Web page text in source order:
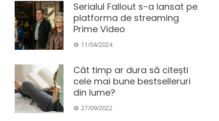
Serialul Fallout s-a lansat pe
platforma de streaming
Prime Video
11/04/2024
Cât timp ar dura să citești
cele mai bune bestselleruri
din lume?
27/09/2022